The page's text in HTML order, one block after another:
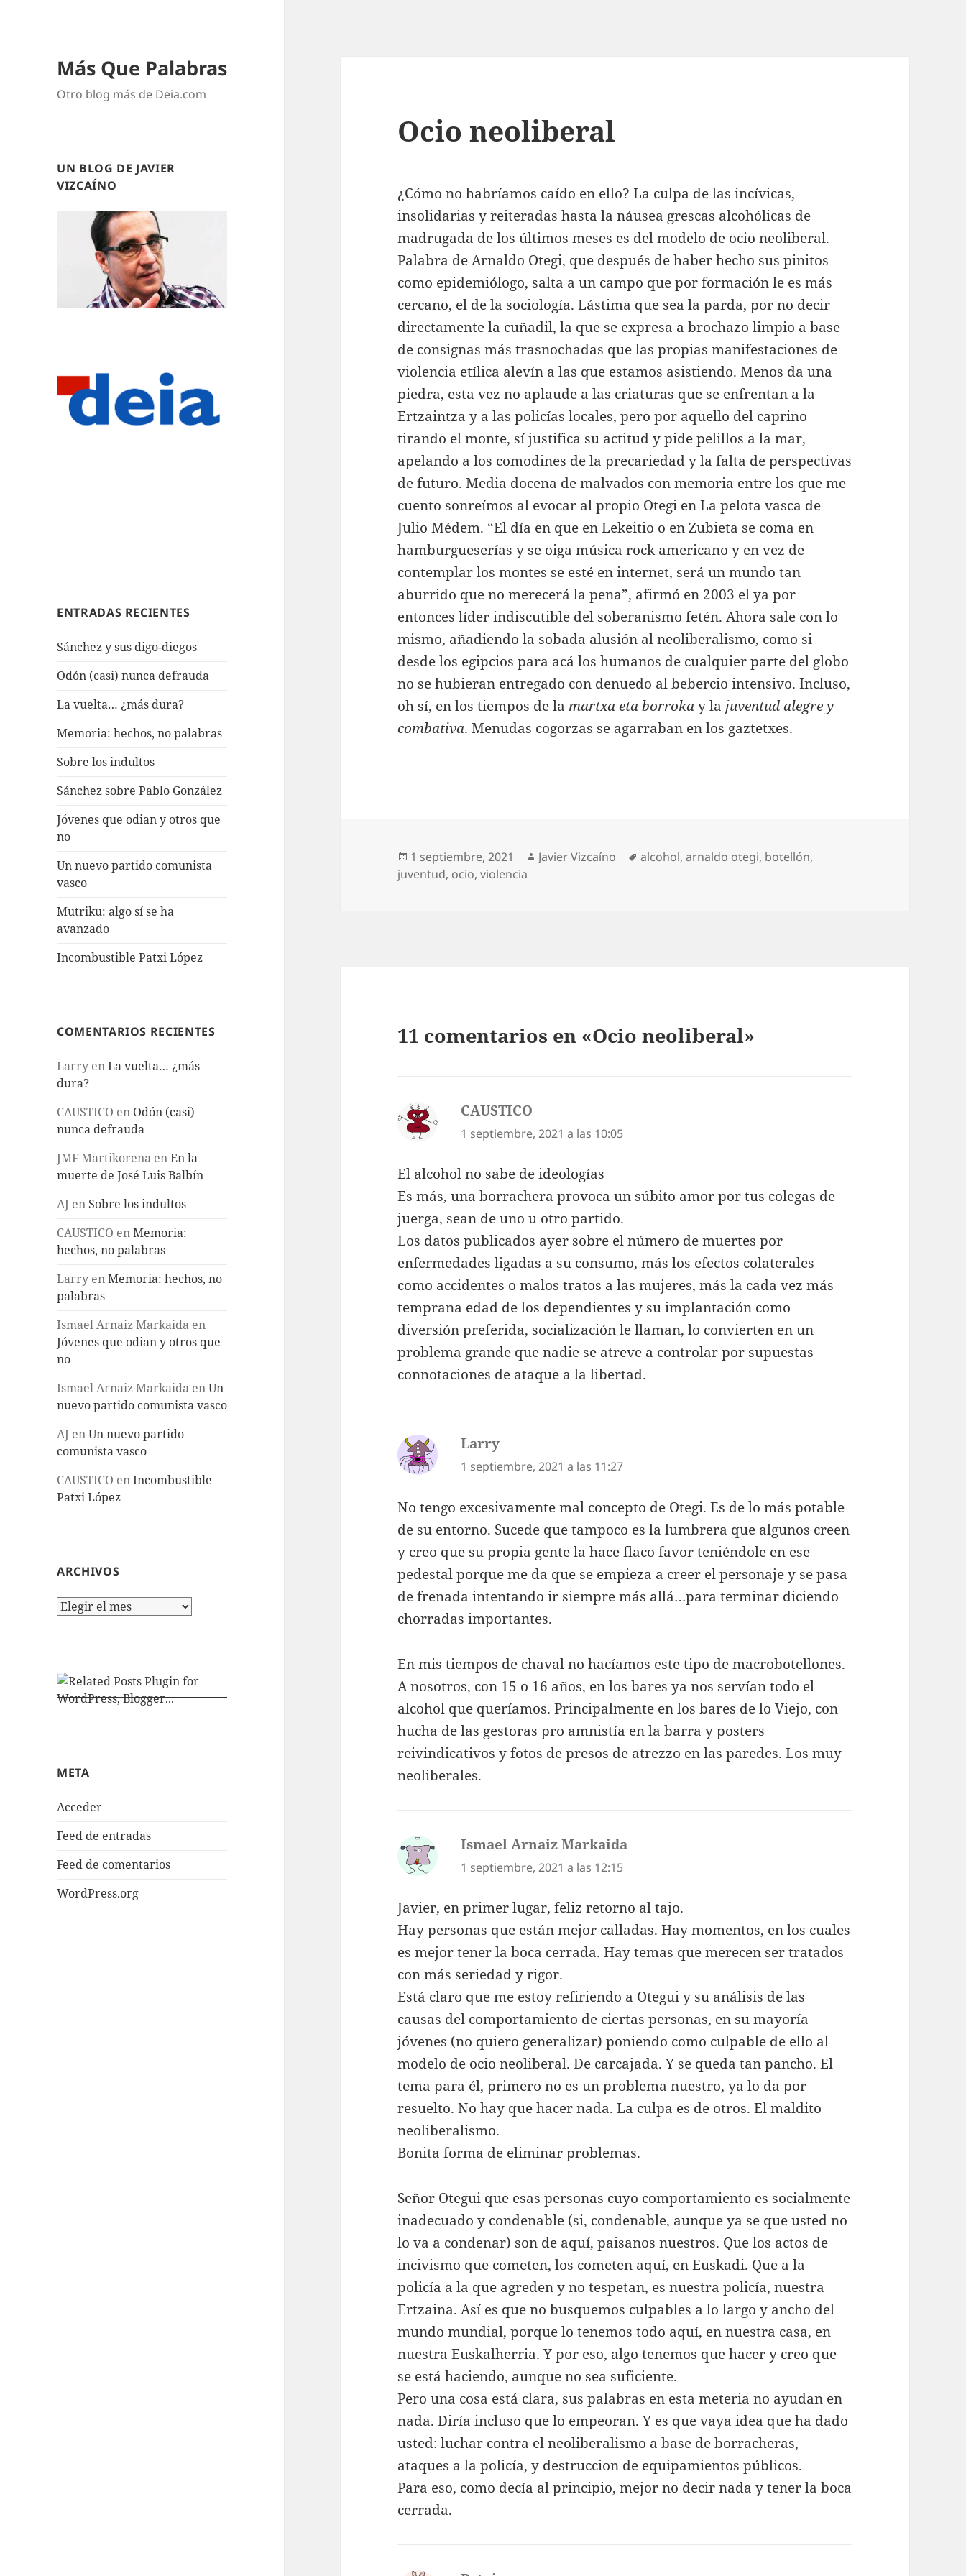
Más Que Palabras
Otro blog más de Deia.com
UN BLOG DE JAVIER
VIZCAÍNO
ENTRADAS RECIENTES
Sánchez y sus digo-diegos
Odón (casi) nunca defrauda
La vuelta… ¿más dura?
Memoria: hechos, no palabras
Sobre los indultos
Sánchez sobre Pablo González
Jóvenes que odian y otros que
no
Un nuevo partido comunista
vasco
Mutriku: algo sí se ha
avanzado
Incombustible Patxi López
COMENTARIOS RECIENTES
Larry enLa vuelta… ¿más
dura?
CAUSTICO en Odón (casi)
nunca defrauda
JMF Martikorena enEn la
muerte de José Luis Balbín
AJ en Sobre los indultos
CAUSTICO enMemoria:
hechos, no palabras
Larry enMemoria: hechos, no
palabras
Ismael Arnaiz Markaida en
Jóvenes que odian y otros que
no
Ismael Arnaiz Markaida enUn
nuevo partido comunista vasco
AJ enUn nuevo partido
comunista vasco
CAUSTICO enIncombustible
Patxi López
ARCHIVOS
Archivos
META
Acceder
Feed de entradas
Feed de comentarios
WordPress.org
Ocio neoliberal
¿Cómo no habríamos caído en ello? La culpa de las incívicas,
insolidarias y reiteradas hasta la náusea grescas alcohólicas de
madrugada de los últimos meses es del modelo de ocio neoliberal.
Palabra de Arnaldo Otegi, que después de haber hecho sus pinitos
como epidemiólogo, salta a un campo que por formación le es más
cercano, el de la sociología. Lástima que sea la parda, por no decir
directamente la cuñadil, la que se expresa a brochazo limpio a base
de consignas más trasnochadas que las propias manifestaciones de
violencia etílica alevín a las que estamos asistiendo. Menos da una
piedra, esta vez no aplaude a las criaturas que se enfrentan a la
Ertzaintza y a las policías locales, pero por aquello del caprino
tirando el monte, sí justifica su actitud y pide pelillos a la mar,
apelando a los comodines de la precariedad y la falta de perspectivas
de futuro. Media docena de malvados con memoria entre los que me
cuento sonreímos al evocar al propio Otegi en La pelota vasca de
Julio Médem. “El día en que en Lekeitio o en Zubieta se coma en
hamburgueserías y se oiga música rock americano y en vez de
contemplar los montes se esté en internet, será un mundo tan
aburrido que no merecerá la pena”, afirmó en 2003 el ya por
entonces líder indiscutible del soberanismo fetén. Ahora sale con lo
mismo, añadiendo la sobada alusión al neoliberalismo, como si
desde los egipcios para acá los humanos de cualquier parte del globo
no se hubieran entregado con denuedo al bebercio intensivo. Incluso,
oh sí, en los tiempos de la martxa eta borrokay la juventud alegre y
combativa. Menudas cogorzas se agarraban en los gaztetxes.
Publicado
el
1 septiembre, 2021 Autor
Javier Vizcaíno Etiquetas
alcohol,arnaldo otegi, botellón,
juventud, ocio,violencia
11 comentarios en «Ocio neoliberal»
CAUSTICO
1 septiembre, 2021 a las 10:05
El alcohol no sabe de ideologías
Es más, una borrachera provoca un súbito amor por tus colegas de
juerga, sean de uno u otro partido.
Los datos publicados ayer sobre el número de muertes por
enfermedades ligadas a su consumo, más los efectos colaterales
como accidentes o malos tratos a las mujeres, más la cada vez más
temprana edad de los dependientes y su implantación como
diversión preferida, socialización le llaman, lo convierten en un
problema grande que nadie se atreve a controlar por supuestas
connotaciones de ataque a la libertad.
Larry
1 septiembre, 2021 a las 11:27
No tengo excesivamente mal concepto de Otegi. Es de lo más potable
de su entorno. Sucede que tampoco es la lumbrera que algunos creen
y creo que su propia gente la hace flaco favor teniéndole en ese
pedestal porque me da que se empieza a creer el personaje y se pasa
de frenada intentando ir siempre más allá…para terminar diciendo
chorradas importantes.
En mis tiempos de chaval no hacíamos este tipo de macrobotellones.
A nosotros, con 15 o 16 años, en los bares ya nos servían todo el
alcohol que queríamos. Principalmente en los bares de lo Viejo, con
hucha de las gestoras pro amnistía en la barra y posters
reivindicativos y fotos de presos de atrezzo en las paredes. Los muy
neoliberales.
Ismael Arnaiz Markaida
1 septiembre, 2021 a las 12:15
Javier, en primer lugar, feliz retorno al tajo.
Hay personas que están mejor calladas. Hay momentos, en los cuales
es mejor tener la boca cerrada. Hay temas que merecen ser tratados
con más seriedad y rigor.
Está claro que me estoy refiriendo a Otegui y su análisis de las
causas del comportamiento de ciertas personas, en su mayoría
jóvenes (no quiero generalizar) poniendo como culpable de ello al
modelo de ocio neoliberal. De carcajada. Y se queda tan pancho. El
tema para él, primero no es un problema nuestro, ya lo da por
resuelto. No hay que hacer nada. La culpa es de otros. El maldito
neoliberalismo.
Bonita forma de eliminar problemas.
Señor Otegui que esas personas cuyo comportamiento es socialmente
inadecuado y condenable (si, condenable, aunque ya se que usted no
lo va a condenar) son de aquí, paisanos nuestros. Que los actos de
incivismo que cometen, los cometen aquí, en Euskadi. Que a la
policía a la que agreden y no tespetan, es nuestra policía, nuestra
Ertzaina. Así es que no busquemos culpables a lo largo y ancho del
mundo mundial, porque lo tenemos todo aquí, en nuestra casa, en
nuestra Euskalherria. Y por eso, algo tenemos que hacer y creo que
se está haciendo, aunque no sea suficiente.
Pero una cosa está clara, sus palabras en esta meteria no ayudan en
nada. Diría incluso que lo empeoran. Y es que vaya idea que ha dado
usted: luchar contra el neoliberalismo a base de borracheras,
ataques a la policía, y destruccion de equipamientos públicos.
Para eso, como decía al principio, mejor no decir nada y tener la boca
cerrada.